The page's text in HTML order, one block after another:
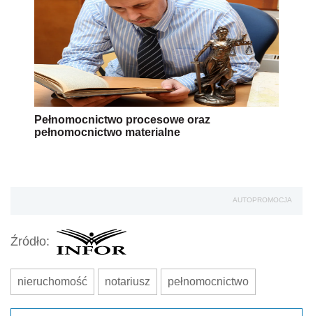
Pełnomocnictwo procesowe oraz
pełnomocnictwo materialne
AUTOPROMOCJA
Źródło:
nieruchomość notariusz pełnomocnictwo